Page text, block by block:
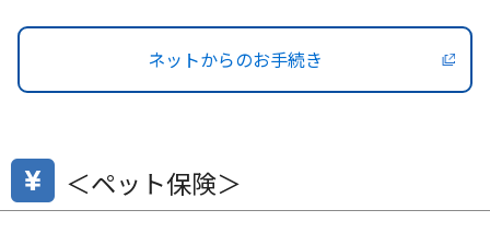
ネットからのお手続き
＜ペット保険＞